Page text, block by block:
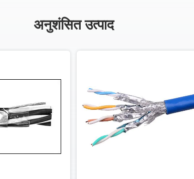
अनुशंसित उत्पाद